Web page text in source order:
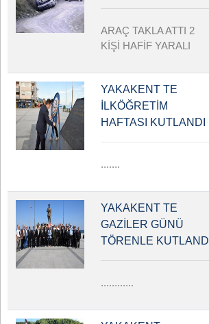
ARAÇ TAKLA ATTI 2
KİŞİ HAFİF YARALI
YAKAKENT TE
İLKÖĞRETİM
HAFTASI KUTLANDI
.......
YAKAKENT TE
GAZİLER GÜNÜ
TÖRENLE KUTLANDI
............